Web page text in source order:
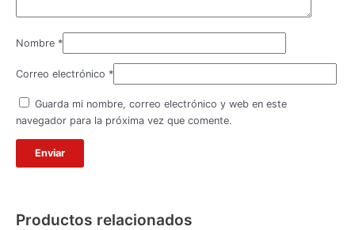
Nombre *
Correo electrónico *
Guarda mi nombre, correo electrónico y web en este
navegador para la próxima vez que comente.
Productos relacionados